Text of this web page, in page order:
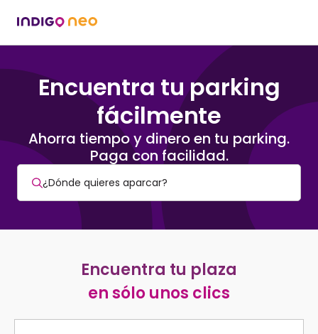
Encuentra tu parking
fácilmente
Ahorra tiempo y dinero en tu parking.
Paga con facilidad.
Encuentra tu plaza
en sólo unos clics